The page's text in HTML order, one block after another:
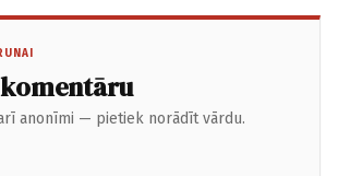
anonīmi — pietiek norādīt vārdu.